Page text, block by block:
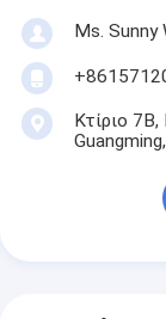
Ms. Sunny
Κτίριο